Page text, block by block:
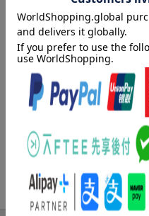
生理が軽くなる養生法を徹底
私、本草 杏！（高3）煩わし
のに…！
って願ったら、私の体が漢方
（謎）
でも、このばーちゃんの言葉
載でどうして痛みがあるのか
ああ、生理痛が消えていく…！
てか私の体、乗っ取られたま
ホルモンバランスを整え、女
くための漢方養生に基づいた